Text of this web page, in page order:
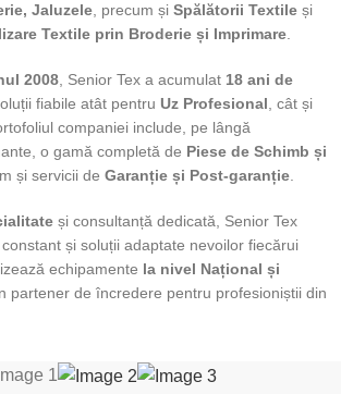
Jaluzele , precum și Spălătorii Textile și
Textile prin Broderie și Imprimare
2008 , Senior Tex a acumulat 18 ani de
fiabile atât pentru Uz Profesional , cât și
companiei include, pe lângă
o gamă completă de Piese de Schimb și
și servicii de Garanție și Post-garanție
și consultanță dedicată, Senior Tex
și soluții adaptate nevoilor fiecărui
echipamente la nivel Național și
partener de încredere pentru profesioniștii din